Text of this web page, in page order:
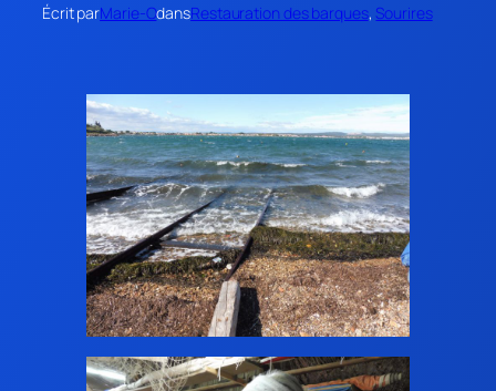
Écrit parMarie-OdansRestauration des barques, Sourires